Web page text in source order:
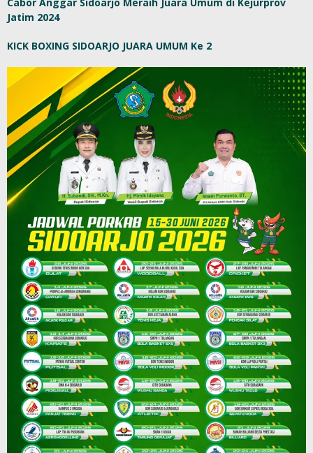
Cabor Anggar Sidoarjo Meraih Juara Umum di Kejurprov
Jatim 2024
KICK BOXING SIDOARJO JUARA UMUM Ke 2